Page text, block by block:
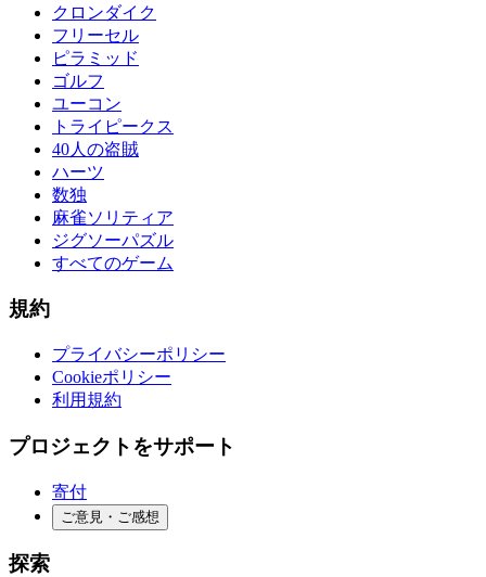
クロンダイク
フリーセル
ピラミッド
ゴルフ
ユーコン
トライピークス
40人の盗賊
ハーツ
数独
麻雀ソリティア
ジグソーパズル
すべてのゲーム
規約
プライバシーポリシー
Cookieポリシー
利用規約
プロジェクトをサポート
寄付
ご意見・ご感想
探索